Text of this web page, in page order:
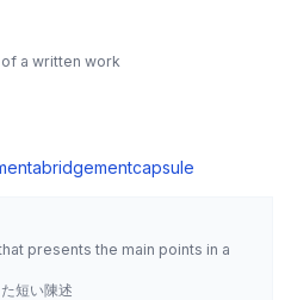
a written work
abridgementcapsule
presents the main points in a
短い陳述